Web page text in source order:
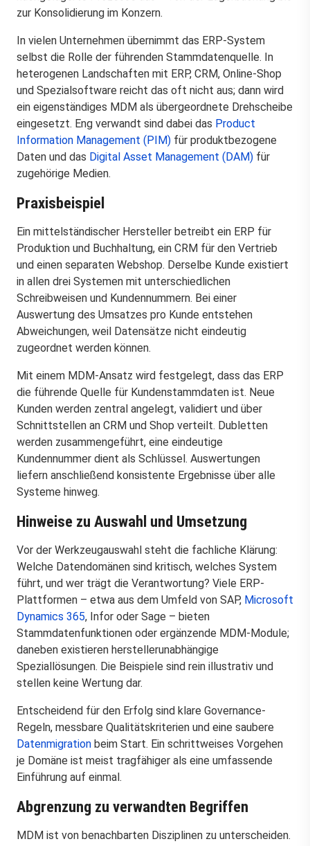
zur Konsolidierung im Konzern.
In vielen Unternehmen übernimmt das ERP-System
selbst die Rolle der führenden Stammdatenquelle. In
heterogenen Landschaften mit ERP, CRM, Online-Shop
und Spezialsoftware reicht das oft nicht aus; dann wird
ein eigenständiges MDM als übergeordnete Drehscheibe
eingesetzt. Eng verwandt sind dabei das Product
Information Management (PIM) für produktbezogene
Daten und das Digital Asset Management (DAM) für
zugehörige Medien.
Praxisbeispiel
Ein mittelständischer Hersteller betreibt ein ERP für
Produktion und Buchhaltung, ein CRM für den Vertrieb
und einen separaten Webshop. Derselbe Kunde existiert
in allen drei Systemen mit unterschiedlichen
Schreibweisen und Kundennummern. Bei einer
Auswertung des Umsatzes pro Kunde entstehen
Abweichungen, weil Datensätze nicht eindeutig
zugeordnet werden können.
Mit einem MDM-Ansatz wird festgelegt, dass das ERP
die führende Quelle für Kundenstammdaten ist. Neue
Kunden werden zentral angelegt, validiert und über
Schnittstellen an CRM und Shop verteilt. Dubletten
werden zusammengeführt, eine eindeutige
Kundennummer dient als Schlüssel. Auswertungen
liefern anschließend konsistente Ergebnisse über alle
Systeme hinweg.
Hinweise zu Auswahl und Umsetzung
Vor der Werkzeugauswahl steht die fachliche Klärung:
Welche Datendomänen sind kritisch, welches System
führt, und wer trägt die Verantwortung? Viele ERP-
Plattformen – etwa aus dem Umfeld von SAP, Microsoft
Dynamics 365, Infor oder Sage – bieten
Stammdatenfunktionen oder ergänzende MDM-Module;
daneben existieren herstellerunabhängige
Speziallösungen. Die Beispiele sind rein illustrativ und
stellen keine Wertung dar.
Entscheidend für den Erfolg sind klare Governance-
Regeln, messbare Qualitätskriterien und eine saubere
Datenmigration beim Start. Ein schrittweises Vorgehen
je Domäne ist meist tragfähiger als eine umfassende
Einführung auf einmal.
Abgrenzung zu verwandten Begriffen
MDM ist von benachbarten Disziplinen zu unterscheiden.